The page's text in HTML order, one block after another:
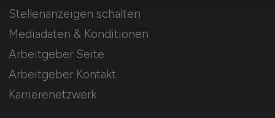
Stellenanzeigen schalten
Mediadaten & Konditionen
Arbeitgeber Seite
Arbeitgeber Kontakt
Karrierenetzwerk